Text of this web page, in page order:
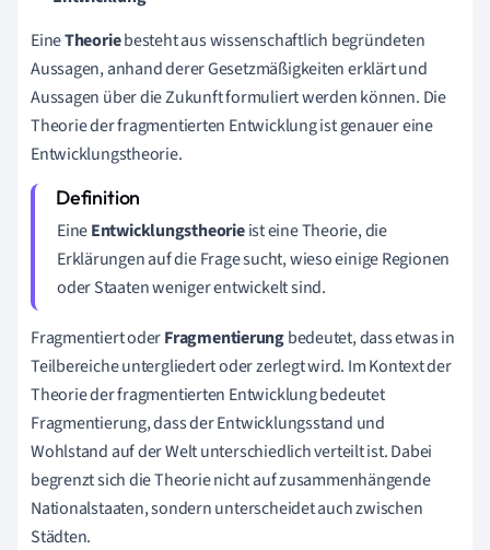
EineTheoriebesteht aus wissenschaftlich begründeten
Aussagen, anhand derer Gesetzmäßigkeiten erklärt und
Aussagen über die Zukunft formuliert werden können. Die
Theorie der fragmentierten Entwicklung ist genauer eine
Entwicklungstheorie.
EineEntwicklungstheorieist eine Theorie, die
Erklärungen auf die Frage sucht, wieso einige Regionen
oder Staaten weniger entwickelt sind.
Fragmentiert oderFragmentierungbedeutet, dass etwas in
Teilbereiche untergliedert oder zerlegt wird. Im Kontext der
Theorie der fragmentierten Entwicklung bedeutet
Fragmentierung, dass der Entwicklungsstand und
Wohlstand auf der Welt unterschiedlich verteilt ist. Dabei
begrenzt sich die Theorie nicht auf zusammenhängende
Nationalstaaten, sondern unterscheidet auch zwischen
Städten.